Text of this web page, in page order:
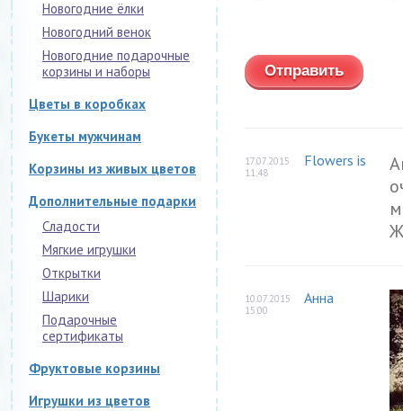
Новогодние ёлки
Новогодний венок
Новогодние подарочные
корзины и наборы
Цветы в коробках
Букеты мужчинам
Корзины из живых цветов
Дополнительные подарки
Сладости
Мягкие игрушки
Открытки
Шарики
Подарочные
сертификаты
Фруктовые корзины
Игрушки из цветов
17.07.2015
11:48
Flowers is
10.07.2015
15:00
Анна